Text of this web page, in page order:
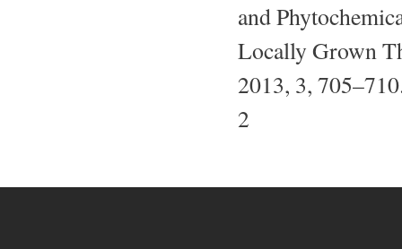
and
Locally Grown
2013, 3,
2